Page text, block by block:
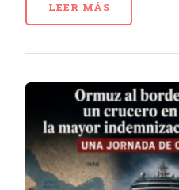
LEER MÁS